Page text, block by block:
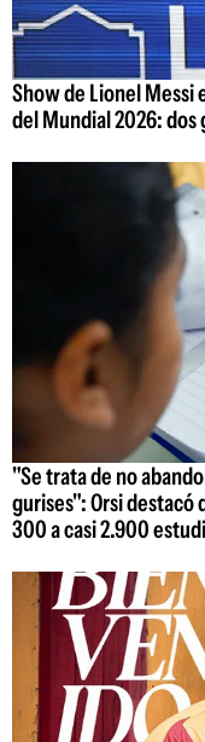
Show de Lionel Messi
del Mundial 2026: dos
"Se trata de no
gurises": Orsi destacó
300 a casi 2.900